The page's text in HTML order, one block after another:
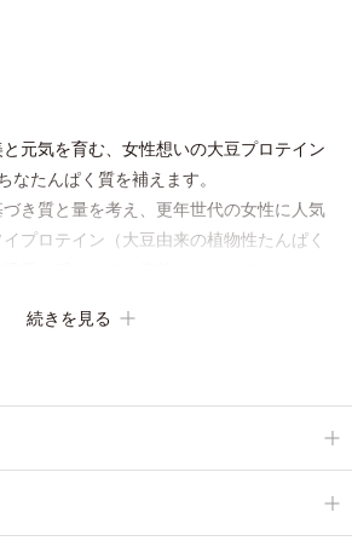
元気を育む、女性想いの大豆プロテイン
なたんぱく質を補えます。
き質と量を考え、更年世代の女性に人気
プロテイン（大豆由来の植物性たんぱく
んぱく質12g(*1)をメインに、美を引き出
味、濃厚な抹茶味の2味展開。プロテイ
ます。
続きを見る